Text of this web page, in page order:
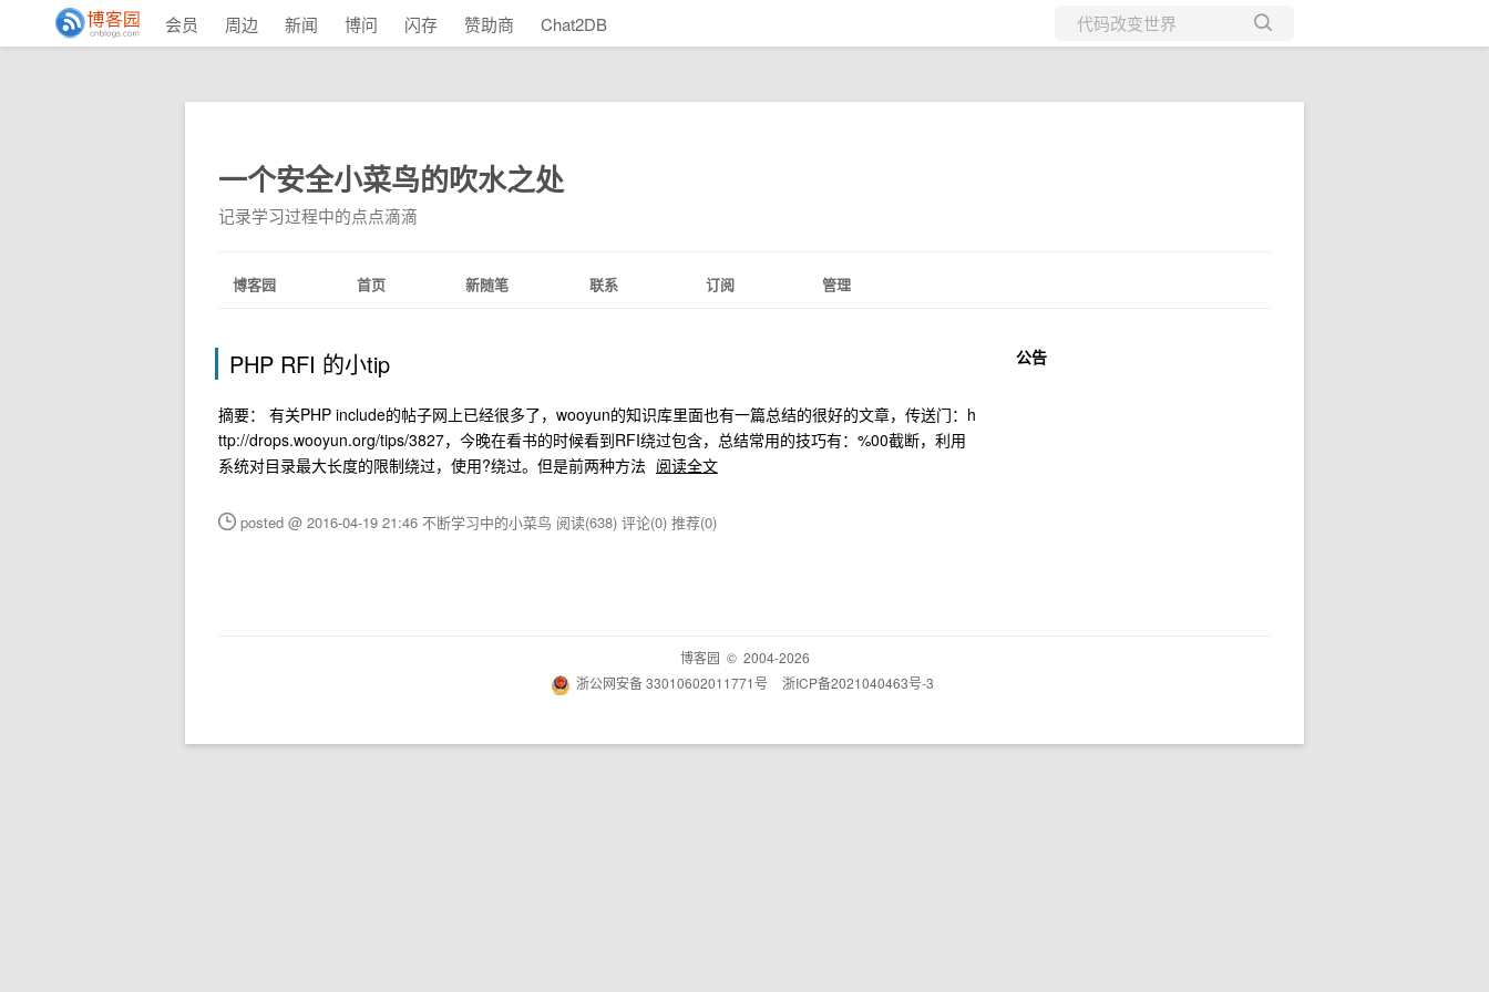
会员 周边 新闻 博问 闪存 赞助商 Chat2DB
当前博客
一个安全小菜鸟的吹水之处
记录学习过程中的点点滴滴
博客园 首页 新随笔 联系 订阅 管理
PHP RFI 的小tip
摘要： 有关PHP include的帖子网上已经很多了，wooyun的知识库里面也有一篇总结的很好的文章，传送门：h
ttp://drops.wooyun.org/tips/3827，今晚在看书的时候看到RFI绕过包含，总结常用的技巧有：%00截断，利用
系统对目录最大长度的限制绕过，使用?绕过。但是前两种方法 阅读全文
posted @ 2016-04-19 21:46 不断学习中的小菜鸟 阅读(638) 评论(0) 推荐(0)
公告
博客园 © 2004-2026
浙公网安备 33010602011771号
浙ICP备2021040463号-3